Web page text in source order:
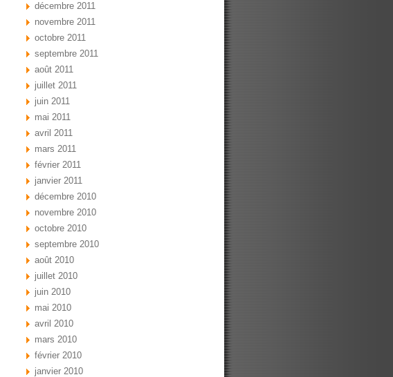
décembre 2011
novembre 2011
octobre 2011
septembre 2011
août 2011
juillet 2011
juin 2011
mai 2011
avril 2011
mars 2011
février 2011
janvier 2011
décembre 2010
novembre 2010
octobre 2010
septembre 2010
août 2010
juillet 2010
juin 2010
mai 2010
avril 2010
mars 2010
février 2010
janvier 2010